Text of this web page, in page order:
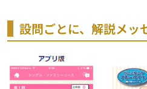
設問ごとに、解説メッ